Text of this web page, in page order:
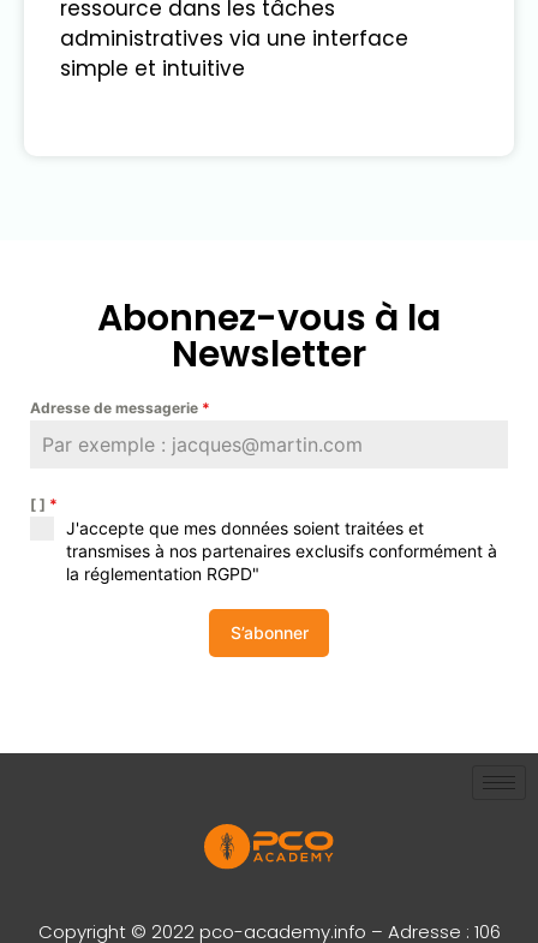
ressource dans les tâches
administratives via une interface
simple et intuitive
Abonnez-vous à la
Newsletter
Adresse de messagerie *
[ ] *
J'accepte que mes données soient traitées et
transmises à nos partenaires exclusifs conformément à
la réglementation RGPD"
S’abonner
Copyright © 2022 pco-academy.info – Adresse : 106